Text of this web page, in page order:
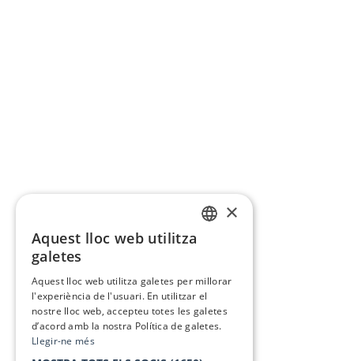
×
Aquest lloc web utilitza
galetes
Aquest lloc web utilitza galetes per millorar
l'experiència de l'usuari. En utilitzar el
nostre lloc web, accepteu totes les galetes
d’acord amb la nostra Política de galetes.
Llegir-ne més